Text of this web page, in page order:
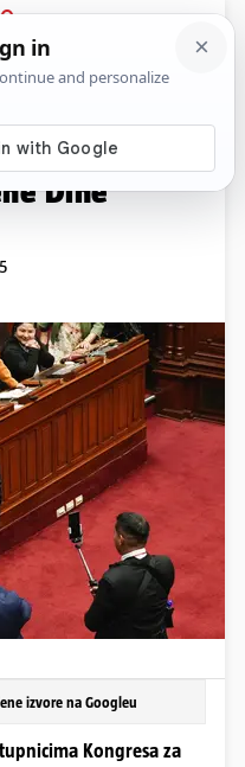
Komentari
Dine
izvore na Googleu
Kongresa za